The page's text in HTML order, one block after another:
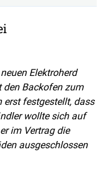
Elektroherd
den Backofen zum
erst festgestellt, dass
wollte sich auf
im Vertrag die
ausgeschlossen